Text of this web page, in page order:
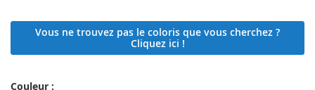
Vous ne trouvez pas le coloris que vous cherchez ?
Cliquez ici !
Couleur :